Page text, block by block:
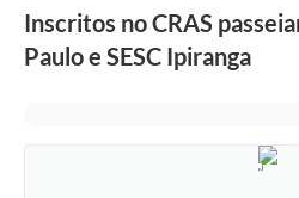
Diário Oficial
Conselhos
Inscritos no CRAS
Paulo e SESC Ipiranga